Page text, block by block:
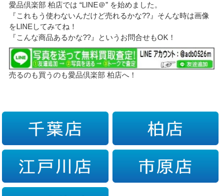
愛品倶楽部 柏店では “LINE＠” を始めました。
『これもう使わないんだけど売れるかな??』そんな時は画像
をLINEしてみてね！
『こんな商品あるかな??』というお問合せもOK！
売るのも買うのも愛品倶楽部 柏店へ！